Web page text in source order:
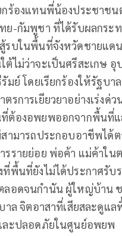
กร้องแทนพี่น้องประชาชน
ย-กัมพูชา ที่ได้รับผลกระ
รบในพื้นที่จังหวัดชายแด
ต้ไม่ว่าจะเป็นศรีสะเกษ อุ
มย์ โดยเรียกร้องให้รัฐบา
รการเยียวยาอย่างเร่งด่ว
ต้องอพยพออกจากพื้นที่แ
สามารถประกอบอาชีพได้
รรายย่อย พ่อค้า แม่ค้าใน
ที่พื้นที่ยังไม่ได้ประกาศรับ
ลอดจนกำนัน ผู้ใหญ่บ้าน
าล จิตอาสาที่เสียสละดูแ
ละปลอดภัยในศูนย์อพยพ